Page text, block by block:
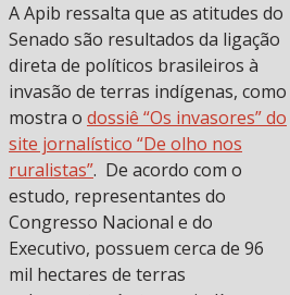
A Apib ressalta que as atitudes do
Senado são resultados da ligação
direta de políticos brasileiros à
invasão de terras indígenas, como
mostra o dossiê “Os invasores” do
site jornalístico “De olho nos
ruralistas”. De acordo com o
estudo, representantes do
Congresso Nacional e do
Executivo, possuem cerca de 96
mil hectares de terras